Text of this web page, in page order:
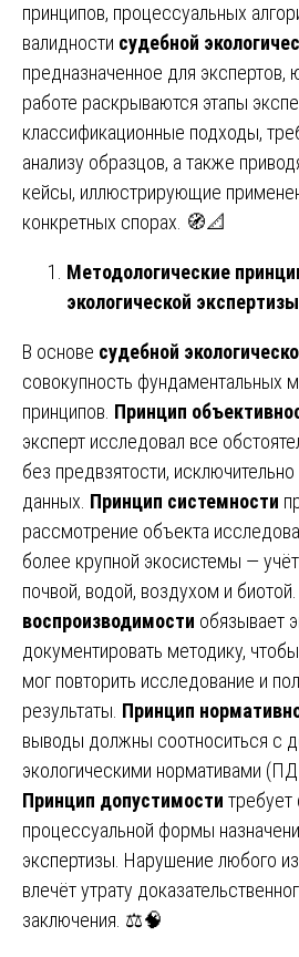
принципов, процессуальных
валидности судебной
предназначенное для экспертов,
работе раскрываются этапы
классификационные подходы,
анализу образцов, а также
кейсы, иллюстрирующие
конкретных спорах. 🧭📐
Методологические
экологической экспертизы
В основе судебной
совокупность фундаментальных
принципов. Принцип
эксперт исследовал все
без предвзятости,
данных. Принцип системности
рассмотрение объекта
более крупной экосистемы —
почвой, водой, воздухом и биотой.
воспроизводимости обязывает
документировать методику,
мог повторить исследование и
результаты. Принцип
выводы должны соотноситься с
экологическими нормативами
Принцип допустимости
процессуальной формы
экспертизы. Нарушение любого
влечёт утрату
заключения. ⚖️🧠